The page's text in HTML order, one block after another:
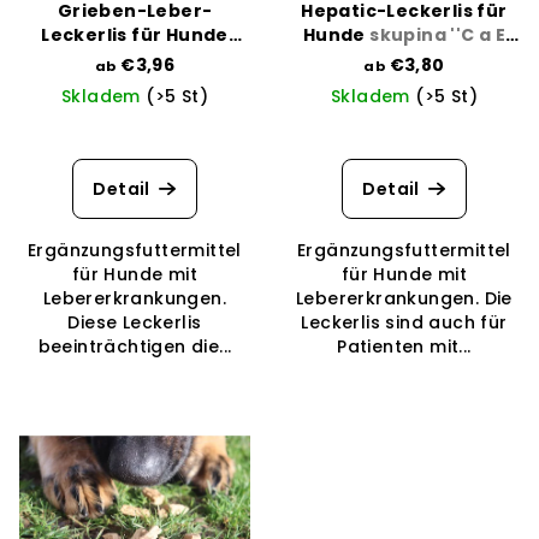
Grieben-Leber-
Leckerlis für Hunde
skupina ''B''
ab €3,96
Skladem (>5 St)
durchschnittliche
Produktbewertung
von
5
Sternen.
Detail
Ergänzungsfuttermittel
für Hunde mit
Lebererkrankungen.
Diese Leckerlis
beeinträchtigen die...
Hepatic-Leckerlis für
Hunde skupina ''C a E
slinivka''
ab €3,80
Skladem (>5 St)
Detail
Ergänzungsfuttermittel
für Hunde mit
Lebererkrankungen. Die
Leckerlis sind auch für
Patienten mit...